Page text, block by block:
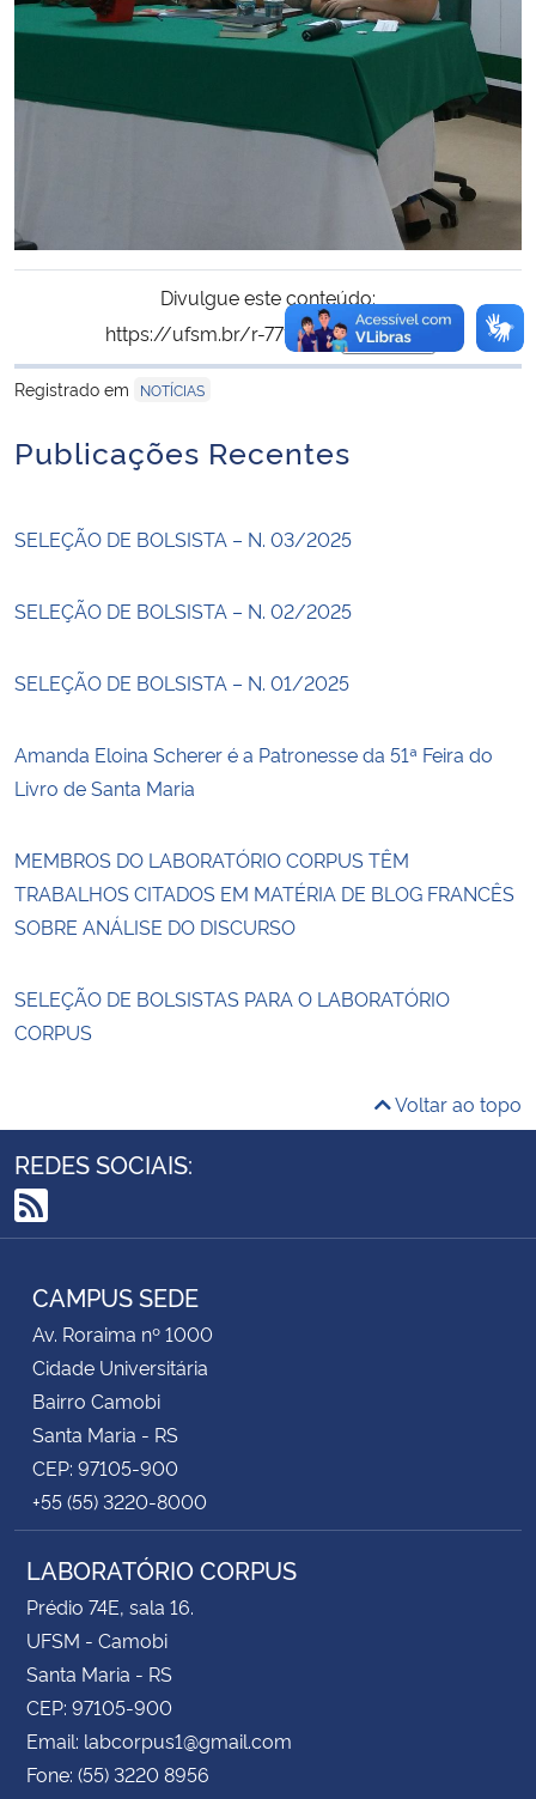
Divulgue este conteúdo:
https://ufsm.br/r-771-1121
Copiar
para área de
Registrado em
NOTÍCIAS
Publicações Recentes
SELEÇÃO DE BOLSISTA – N. 03/2025
SELEÇÃO DE BOLSISTA – N. 02/2025
SELEÇÃO DE BOLSISTA – N. 01/2025
Amanda Eloina Scherer é a Patronesse da 51ª Feira do
Livro de Santa Maria
MEMBROS DO LABORATÓRIO CORPUS TÊM
TRABALHOS CITADOS EM MATÉRIA DE BLOG FRANCÊS
SOBRE ANÁLISE DO DISCURSO
SELEÇÃO DE BOLSISTAS PARA O LABORATÓRIO
CORPUS
Voltar ao topo
REDES SOCIAIS:
RSS
CAMPUS SEDE
Av. Roraima nº 1000
Cidade Universitária
Bairro Camobi
Santa Maria - RS
CEP: 97105-900
+55 (55) 3220-8000
LABORATÓRIO CORPUS
Prédio 74E, sala 16.
UFSM - Camobi
Santa Maria - RS
CEP: 97105-900
Email: labcorpus1@gmail.com
Fone: (55) 3220 8956